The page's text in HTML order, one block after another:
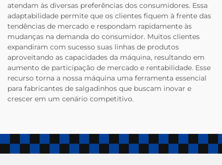
atendam às diversas preferências dos consumidores. Essa
adaptabilidade permite que os clientes fiquem à frente das
tendências de mercado e respondam rapidamente às
mudanças na demanda do consumidor. Muitos clientes
expandiram com sucesso suas linhas de produtos
aproveitando as capacidades da máquina, resultando em
aumento de participação de mercado e rentabilidade. Esse
recurso torna a nossa máquina uma ferramenta essencial
para fabricantes de salgadinhos que buscam inovar e
crescer em um cenário competitivo.